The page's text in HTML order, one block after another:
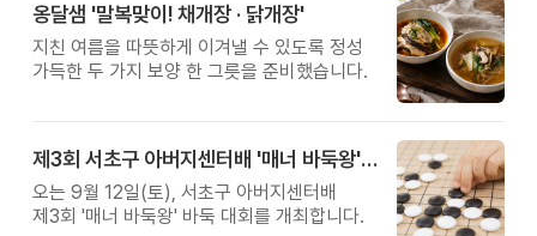
옹달샘 '말복맞이! 채개장 · 닭개장'
지친 여름을 따뜻하게 이겨낼 수 있도록 정성
가득한 두 가지 보양 한 그릇을 준비했습니다.
제3회 서초구 아버지센터배 '매너 바둑왕' 대회
오는 9월 12일(토), 서초구 아버지센터배
제3회 '매너 바둑왕' 바둑 대회를 개최합니다.